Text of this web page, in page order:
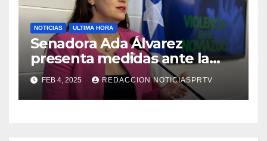
NOTICIAS ULTIMA HORA
Senadora Ada Álvarez
presenta medidas ante la
violencia en el noviazgo
FEB 4, 2025 REDACCION NOTICIASPRTV